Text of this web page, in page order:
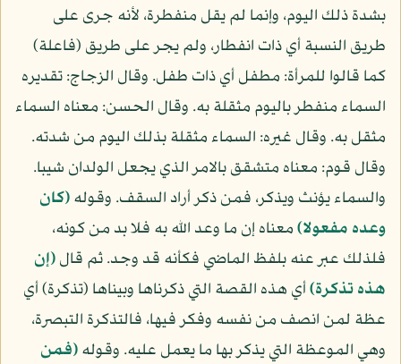
بشدة ذلك اليوم، وإنما لم يقل منفطرة، لأنه جرى على
طريق النسبة أي ذات انفطار، ولم يجر على طريق (فاعلة)
كما قالوا للمرأة: مطفل أي ذات طفل. وقال الزجاج: تقديره
السماء منفطر باليوم مثقلة به. وقال الحسن: معناه السماء
مثقل به. وقال غيره: السماء مثقلة بذلك اليوم من شدته.
وقال قوم: معناه متشقق بالامر الذي يجعل الولدان شيبا.
والسماء يؤنث ويذكر، فمن ذكر أراد السقف. وقوله(كان
وعده مفعولا)معناه إن ما وعد الله به فلا بد من كونه،
فلذلك عبر عنه بلفظ الماضي فكأنه قد وجد. ثم قال(إن
هذه تذكرة)أي هذه القصة التي ذكرناها وبيناها (تذكرة) أي
عظة لمن انصف من نفسه وفكر فيها، فالتذكرة التبصرة،
وهي الموعظة التي يذكر بها ما يعمل عليه. وقوله(فمن